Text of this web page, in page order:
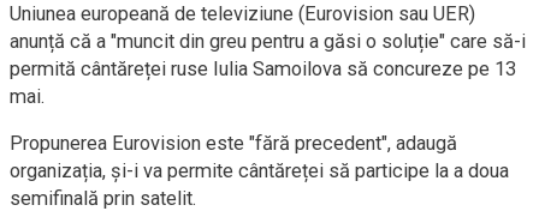
Uniunea europeană de televiziune (Eurovision sau UER)
anunță că a "muncit din greu pentru a găsi o soluție" care să-i
permită cântăreței ruse Iulia Samoilova să concureze pe 13
mai.
Propunerea Eurovision este "fără precedent", adaugă
organizația, și-i va permite cântăreței să participe la a doua
semifinală prin satelit.